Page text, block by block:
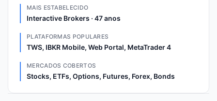
MAIS ESTABELECIDO
Interactive Brokers · 47 anos
PLATAFORMAS POPULARES
TWS, IBKR Mobile, Web Portal, MetaTrader 4
MERCADOS COBERTOS
Stocks, ETFs, Options, Futures, Forex, Bonds